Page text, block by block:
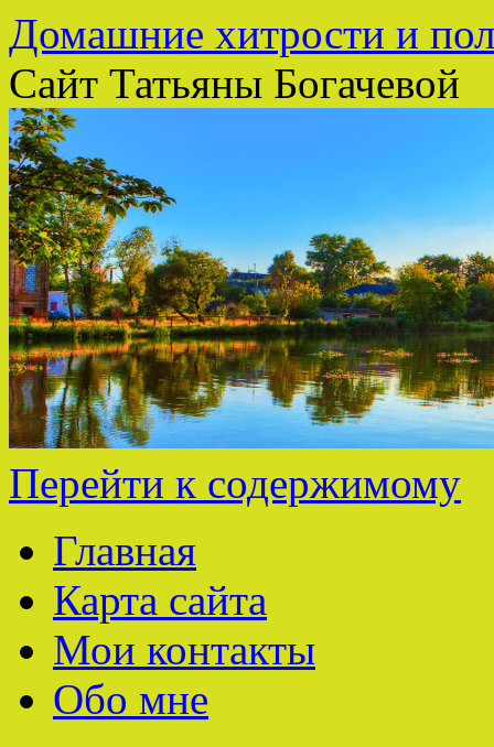
Домашние хитрости и
Сайт Татьяны Богачевой
Перейти к содержимому
Главная
Карта сайта
Мои контакты
Обо мне